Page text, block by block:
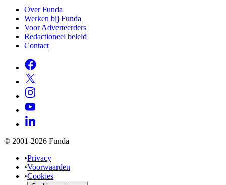
Over Funda
Werken bij Funda
Voor Adverteerders
Redactioneel beleid
Contact
© 2001-2026 Funda
•Privacy
•Voorwaarden
•Cookies